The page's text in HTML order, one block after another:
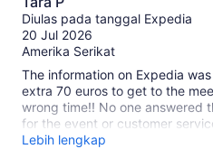
dari
10
Diulas pada tanggal Expedia
20 Jul 2026
Amerika Serikat
The information on Expedia
extra 70 euros to get to the
wrong time!! No one answered
for the event or customer
through Expedia at all!
Lebih lengkap